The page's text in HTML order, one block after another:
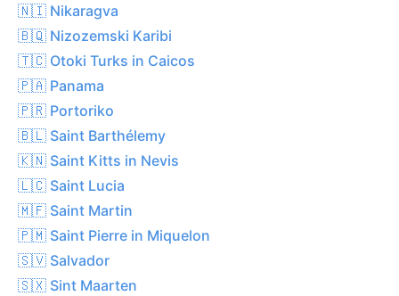
🇳🇮 Nikaragva
🇧🇶 Nizozemski Karibi
🇹🇨 Otoki Turks in Caicos
🇵🇦 Panama
🇵🇷 Portoriko
🇧🇱 Saint Barthélemy
🇰🇳 Saint Kitts in Nevis
🇱🇨 Saint Lucia
🇲🇫 Saint Martin
🇵🇲 Saint Pierre in Miquelon
🇸🇻 Salvador
🇸🇽 Sint Maarten